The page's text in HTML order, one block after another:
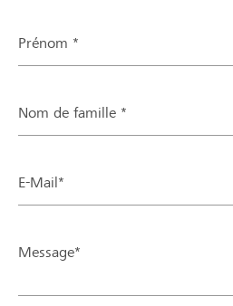
Prénom *
Nom de famille *
E-Mail*
Message*